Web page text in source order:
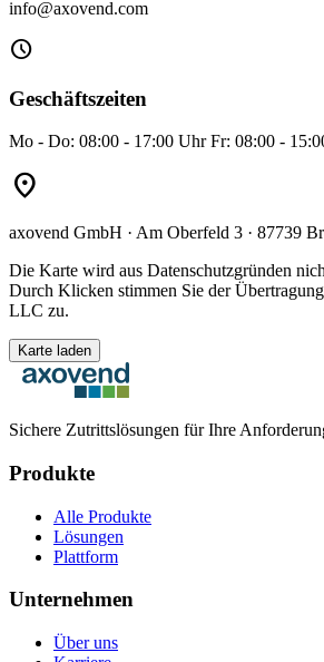
info@axovend.com
schedule
Geschäftszeiten
Mo - Do: 08:00 - 17:00 Uhr Fr: 08:00 -
location_on
axovend GmbH · Am Oberfeld 3 · 87739
Die Karte wird aus Datenschutzgründen
Durch Klicken stimmen Sie der
LLC zu.
Karte laden
Sichere Zutrittslösungen für Ihre
Produkte
Alle Produkte
Lösungen
Plattform
Unternehmen
Über uns